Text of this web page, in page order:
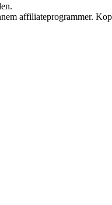
affiliateprogrammer.